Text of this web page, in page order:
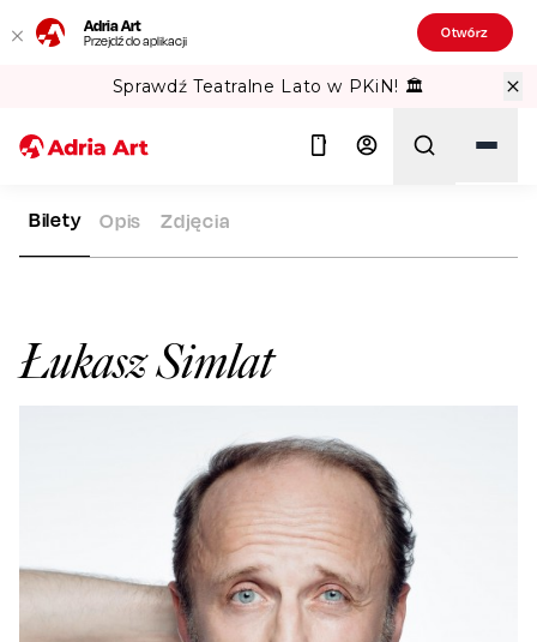
Adria Art
Przejdź do aplikacji Otwórz
Sprawdź Teatralne Lato w PKiN! 🏛️
ADRIA ART ARTYŚCI ŁUKASZ SIMLAT
Łukasz Simlat
Bilety Opis Zdjęcia